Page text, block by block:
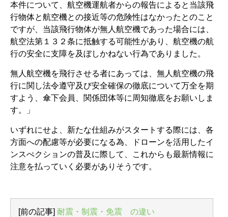
本件について、航空機運航者からの報告によると当該飛
行物体と航空機との接近等の危険性はなかったとのこと
ですが、当該飛行物体が無人航空機であった場合には、
航空法第１３２条に抵触する可能性があり、航空機の航
行の安全に支障を及ぼしかねない行為でありました。
無人航空機を飛行させる者にあっては、無人航空機の飛
行に関し法令遵守及び安全確保の徹底について万全を期
すよう、傘下会員、関係団体等に周知徹底をお願いしま
す。」
いずれにせよ、新たな仕組みがスタートする際には、各
方面への配慮等が必要になる為、ドローンを活用したイ
ンスぺクションの普及に際して、これからも最新情報に
注意を払っていく必要がありそうです。
[前の記事] 耐震・制震・免震 の違い